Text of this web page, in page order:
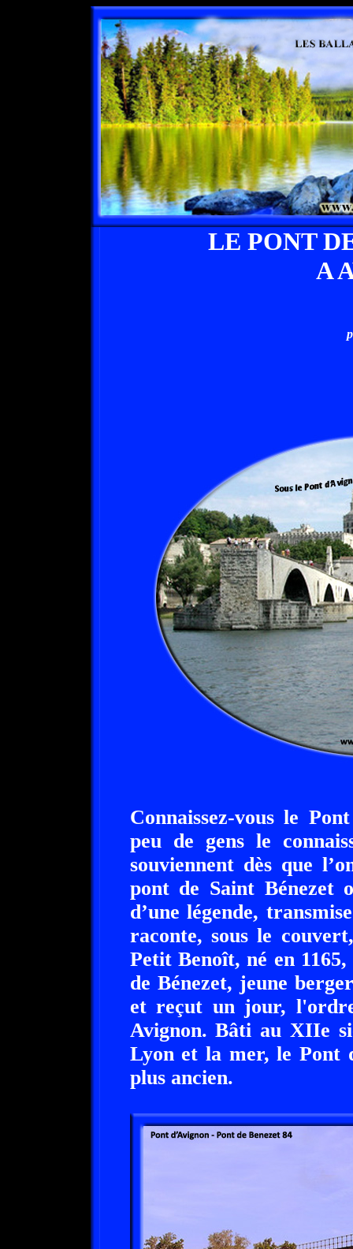
LE PONT
A
Connaissez-vous le
peu de gens le
souviennent dès que
pont de Saint Bénezet
d’une légende,
raconte, sous le
Petit Benoît, né en 1165,
de Bénezet, jeune
et reçut un jour,
Avignon. Bâti au XIIe
Lyon et la mer, le Pont
plus ancien.